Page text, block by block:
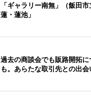
「ギャラリー南無」（飯田
蓮・蓮池」
過去の商談会でも販路開拓
も。あらたな取引先との出会